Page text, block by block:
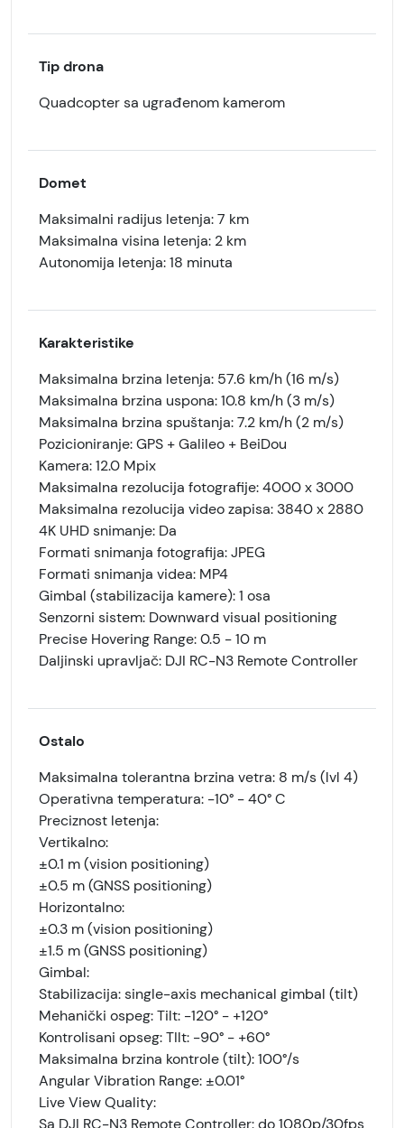
Tip drona
Quadcopter sa ugrađenom kamerom
Domet
Maksimalni radijus letenja: 7 km
Maksimalna visina letenja: 2 km
Autonomija letenja: 18 minuta
Karakteristike
Maksimalna brzina letenja: 57.6 km/h (16 m/s)
Maksimalna brzina uspona: 10.8 km/h (3 m/s)
Maksimalna brzina spuštanja: 7.2 km/h (2 m/s)
Pozicioniranje: GPS + Galileo + BeiDou
Kamera: 12.0 Mpix
Maksimalna rezolucija fotografije: 4000 x 3000
Maksimalna rezolucija video zapisa: 3840 x 2880
4K UHD snimanje: Da
Formati snimanja fotografija: JPEG
Formati snimanja videa: MP4
Gimbal (stabilizacija kamere): 1 osa
Senzorni sistem: Downward visual positioning
Precise Hovering Range: 0.5 - 10 m
Daljinski upravljač: DJI RC-N3 Remote Controller
Ostalo
Maksimalna tolerantna brzina vetra: 8 m/s (lvl 4)
Operativna temperatura: -10° - 40° C
Preciznost letenja:
Vertikalno:
±0.1 m (vision positioning)
±0.5 m (GNSS positioning)
Horizontalno:
±0.3 m (vision positioning)
±1.5 m (GNSS positioning)
Gimbal:
Stabilizacija: single-axis mechanical gimbal (tilt)
Mehanički ospeg: Tilt: -120° - +120°
Kontrolisani opseg: TIlt: -90° - +60°
Maksimalna brzina kontrole (tilt): 100°/s
Angular Vibration Range: ±0.01°
Live View Quality:
Sa DJI RC-N3 Remote Controller: do 1080p/30fps